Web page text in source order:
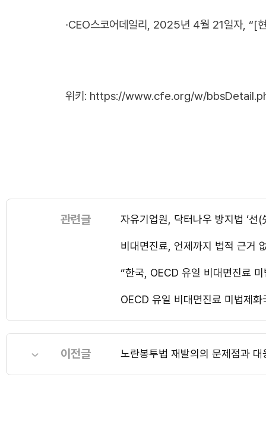
∙CEO스코어데일리, 2025년 4월 21일자, “[
위키: https://www.cfe.org/w/
관련글 자유기업원, 닥터나우 방지법 ‘선
비대면진료, 언제까지 법적 근거
“한국, OECD 유일 비대면진료
OECD 유일 비대면진료 미법제
이전글 노란봉투법 재발의의 문제점과 대